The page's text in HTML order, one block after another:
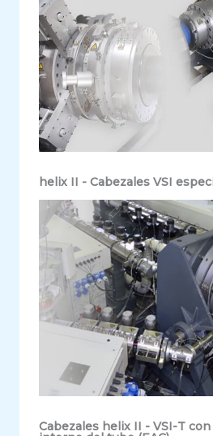
helix II - Cabezales VSI
Cabezales helix II - VSI-T